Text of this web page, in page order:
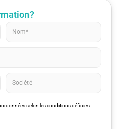
selon les conditions définies